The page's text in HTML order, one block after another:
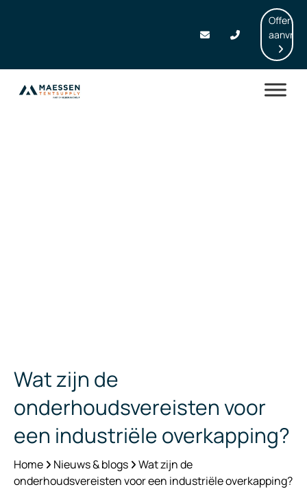
Offerte
Wat zijn de
onderhoudsvereisten voor
een industriële overkapping?
Home Nieuws & blogs
Wat zijn de
onderhoudsvereisten voor een industriële overkapping?